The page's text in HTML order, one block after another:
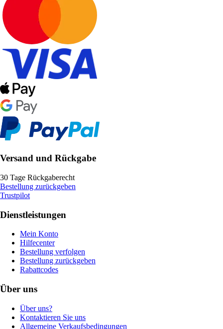
Versand und Rückgabe
30 Tage Rückgaberecht
Bestellung zurückgeben
Trustpilot
Dienstleistungen
Mein Konto
Hilfecenter
Bestellung verfolgen
Bestellung zurückgeben
Rabattcodes
Über uns
Über uns?
Kontaktieren Sie uns
Allgemeine Verkaufsbedingungen